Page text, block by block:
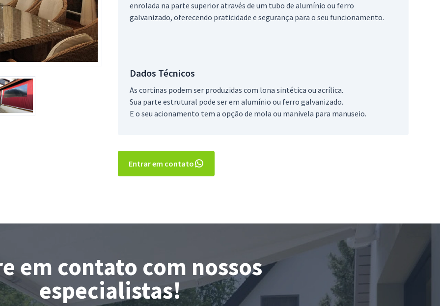
enrolada na parte superior através de um tubo de alumínio ou ferro
galvanizado, oferecendo praticidade e segurança para o seu funcionamento.
Dados Técnicos
As cortinas podem ser produzidas com lona sintética ou acrílica.
Sua parte estrutural pode ser em alumínio ou ferro galvanizado.
E o seu acionamento tem a opção de mola ou manivela para manuseio.
Entrar em contato
em contato com nossos
especialistas!